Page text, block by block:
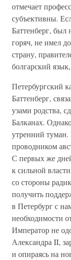
отмечает
субъективны.
Баттенберг, был
горяч, не имел
страну,
болгарский
Петербургский
Баттенберг,
узами родства,
Балканах.
утренний
проводником
С первых же
к сильной
со стороны
получить
в Петербург с
необходимости
Император не
Александра II,
и опираясь на